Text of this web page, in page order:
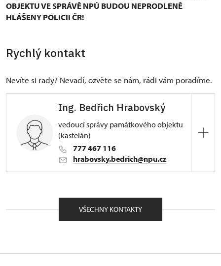
OBJEKTU VE SPRÁVĚ NPÚ BUDOU NEPRODLENĚ
HLÁŠENY POLICII ČR!
Rychlý kontakt
Nevíte si rady? Nevadí, ozvěte se nám, rádi vám poradíme.
Ing. Bedřich Hrabovský
vedoucí správy památkového objektu
(kastelán)
777 467 116
hrabovsky.bedrich@npu.cz
nám. Republiky 202/9, Duchcov 41901
VŠECHNY KONTAKTY